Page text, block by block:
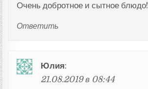
Очень добротное и сытное блюдо!
Ответить
Юлия:
21.08.2019 в 08:44